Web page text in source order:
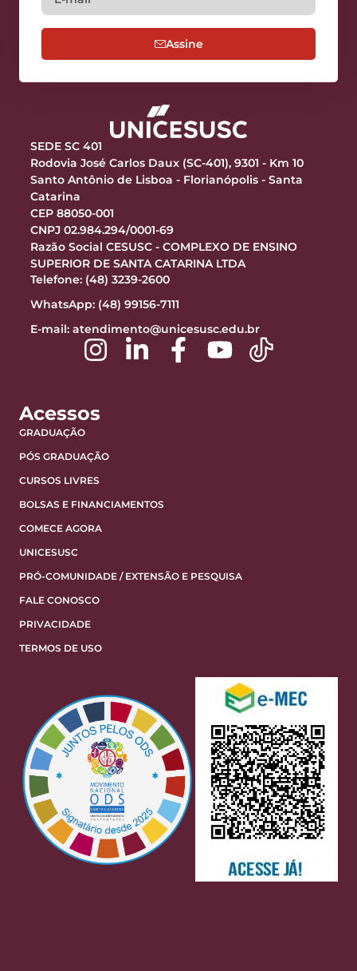
Assine
SEDE SC 401
Rodovia José Carlos Daux (SC-401), 9301 - Km 10
Santo Antônio de Lisboa - Florianópolis - Santa
Catarina
CEP 88050-001
CNPJ 02.984.294/0001-69
Razão Social CESUSC - COMPLEXO DE ENSINO
SUPERIOR DE SANTA CATARINA LTDA
Telefone: (48) 3239-2600
WhatsApp: (48) 99156-7111
E-mail: atendimento@unicesusc.edu.br
Acessos
GRADUAÇÃO
PÓS GRADUAÇÃO
CURSOS LIVRES
BOLSAS E FINANCIAMENTOS
COMECE AGORA
UNICESUSC
PRÓ-COMUNIDADE / EXTENSÃO E PESQUISA
FALE CONOSCO
PRIVACIDADE
TERMOS DE USO